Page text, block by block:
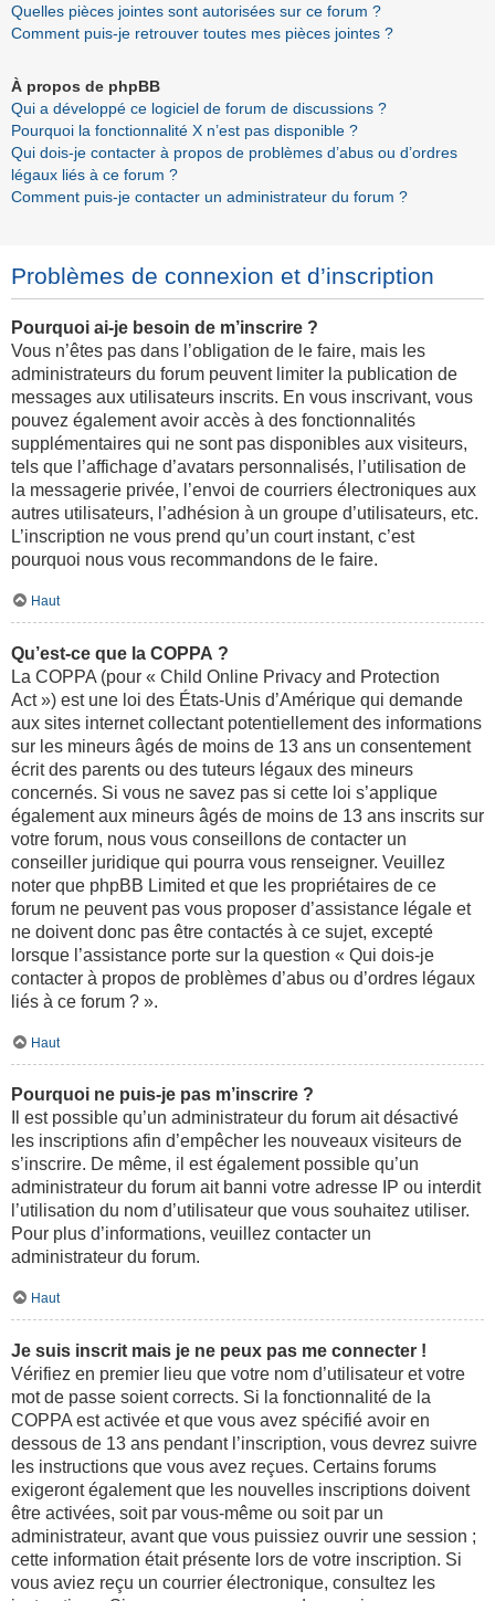
Quelles pièces jointes sont autorisées sur ce forum ?
Comment puis-je retrouver toutes mes pièces jointes ?
À propos de phpBB
Qui a développé ce logiciel de forum de discussions ?
Pourquoi la fonctionnalité X n’est pas disponible ?
Qui dois-je contacter à propos de problèmes d’abus ou d’ordres
légaux liés à ce forum ?
Comment puis-je contacter un administrateur du forum ?
Problèmes de connexion et d’inscription
Pourquoi ai-je besoin de m’inscrire ?
Vous n’êtes pas dans l’obligation de le faire, mais les
administrateurs du forum peuvent limiter la publication de
messages aux utilisateurs inscrits. En vous inscrivant, vous
pouvez également avoir accès à des fonctionnalités
supplémentaires qui ne sont pas disponibles aux visiteurs,
tels que l’affichage d’avatars personnalisés, l’utilisation de
la messagerie privée, l’envoi de courriers électroniques aux
autres utilisateurs, l’adhésion à un groupe d’utilisateurs, etc.
L’inscription ne vous prend qu’un court instant, c’est
pourquoi nous vous recommandons de le faire.
Haut
Qu’est-ce que la COPPA ?
La COPPA (pour « Child Online Privacy and Protection
Act ») est une loi des États-Unis d’Amérique qui demande
aux sites internet collectant potentiellement des informations
sur les mineurs âgés de moins de 13 ans un consentement
écrit des parents ou des tuteurs légaux des mineurs
concernés. Si vous ne savez pas si cette loi s’applique
également aux mineurs âgés de moins de 13 ans inscrits sur
votre forum, nous vous conseillons de contacter un
conseiller juridique qui pourra vous renseigner. Veuillez
noter que phpBB Limited et que les propriétaires de ce
forum ne peuvent pas vous proposer d’assistance légale et
ne doivent donc pas être contactés à ce sujet, excepté
lorsque l’assistance porte sur la question « Qui dois-je
contacter à propos de problèmes d’abus ou d’ordres légaux
liés à ce forum ? ».
Haut
Pourquoi ne puis-je pas m’inscrire ?
Il est possible qu’un administrateur du forum ait désactivé
les inscriptions afin d’empêcher les nouveaux visiteurs de
s’inscrire. De même, il est également possible qu’un
administrateur du forum ait banni votre adresse IP ou interdit
l’utilisation du nom d’utilisateur que vous souhaitez utiliser.
Pour plus d’informations, veuillez contacter un
administrateur du forum.
Haut
Je suis inscrit mais je ne peux pas me connecter !
Vérifiez en premier lieu que votre nom d’utilisateur et votre
mot de passe soient corrects. Si la fonctionnalité de la
COPPA est activée et que vous avez spécifié avoir en
dessous de 13 ans pendant l’inscription, vous devrez suivre
les instructions que vous avez reçues. Certains forums
exigeront également que les nouvelles inscriptions doivent
être activées, soit par vous-même ou soit par un
administrateur, avant que vous puissiez ouvrir une session ;
cette information était présente lors de votre inscription. Si
vous aviez reçu un courrier électronique, consultez les